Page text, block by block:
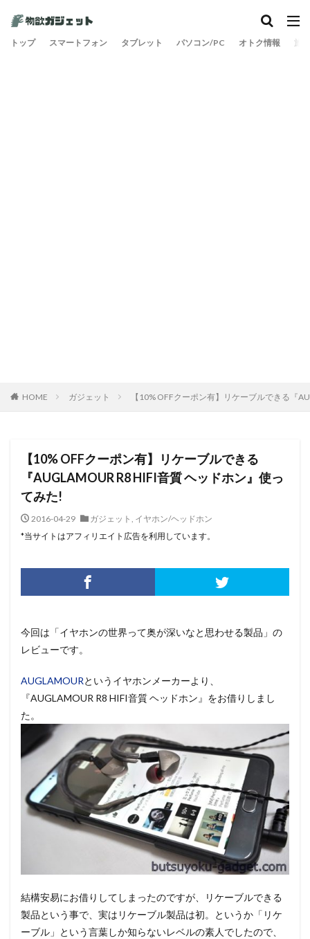
トップ スマートフォン タブレット パソコン/PC オトク情報 旅
HOME ガジェット 【10% OFFクーポン有】リケーブルできる『
【10% OFFクーポン有】リケーブルできる
『AUGLAMOUR R8 HIFI音質 ヘッドホン』使っ
てみた!
2016-04-29 ガジェット , イヤホン/ヘッドホン
*当サイトはアフィリエイト広告を利用しています。
今回は「イヤホンの世界って奥が深いなと思わせる製品」の
レビューです。
AUGLAMOURというイヤホンメーカーより、
『AUGLAMOUR R8 HIFI音質 ヘッドホン』をお借りしまし
た。
結構安易にお借りしてしまったのですが、リケーブルできる
製品という事で、実はリケーブル製品は初。というか「リケ
ーブル」という言葉しか知らないレベルの素人でしたので、
カテゴリー